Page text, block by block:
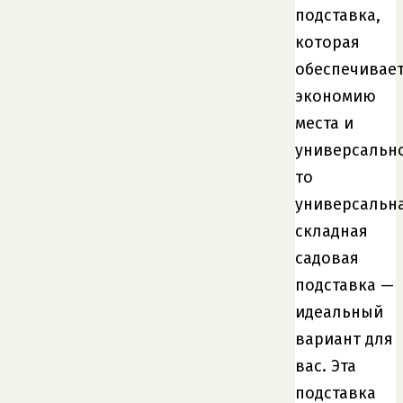
подставка,
которая
экономию
места и
то
складная
садовая
подставка —
идеальный
вариант для
вас. Эта
подставка